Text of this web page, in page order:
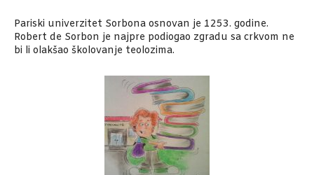
Pariski univerzitet Sorbona osnovan je 1253. godine.
Robert de Sorbon je najpre podiogao zgradu sa crkvom ne
bi li olakšao školovanje teolozima.